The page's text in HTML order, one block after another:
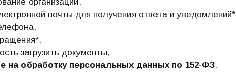
почты для получения ответа и уведомлений*
документы,
на обработку персональных данных по 152-ФЗ.